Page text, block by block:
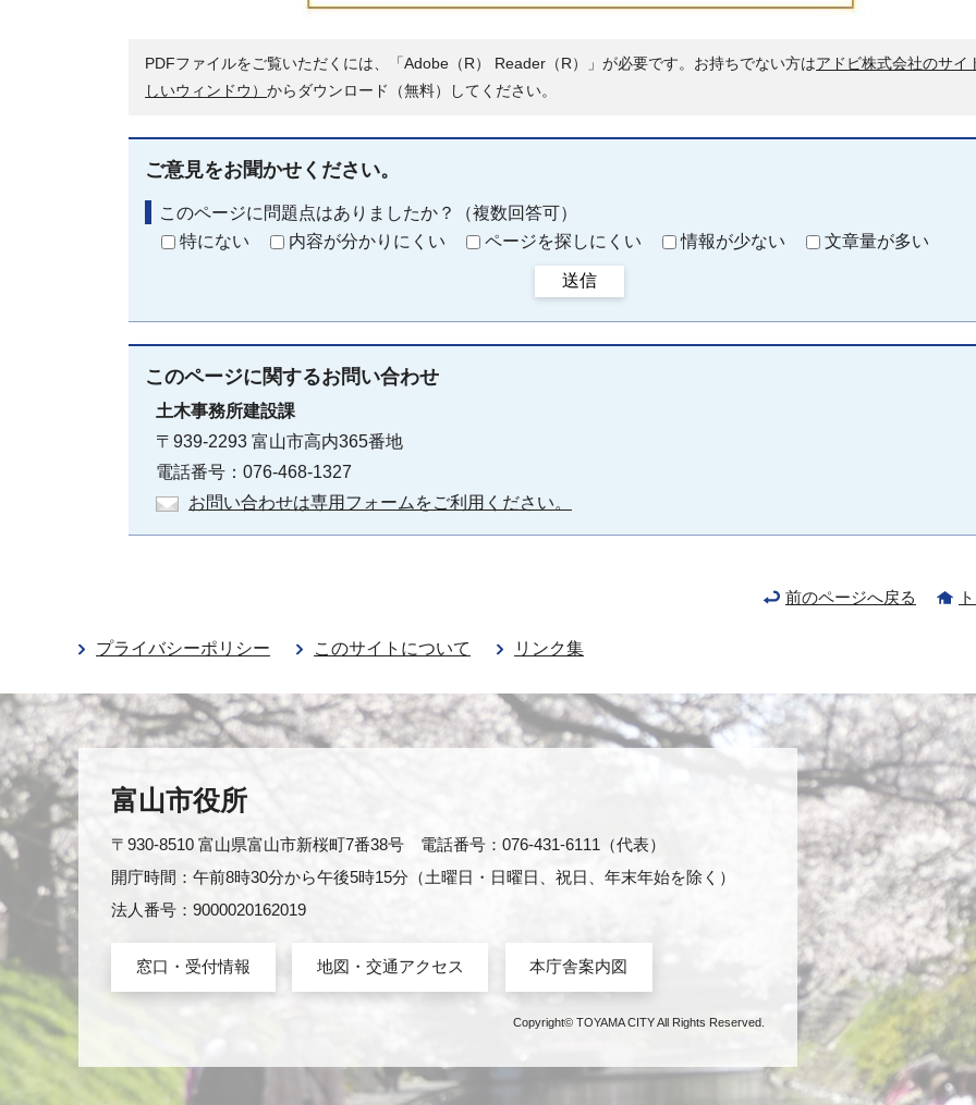
PDFファイルをご覧いただくには、「Adobe（R） Reader（R）」が必要です。お持ちでない方はアドビ株式会社のサイ
しいウィンドウ） からダウンロード（無料）してください。
ご意見をお聞かせください。
このページに問題点はありましたか？（複数回答可）
特にない
内容が分かりにくい ページを探しにくい 情報が少ない 文章量が多い
送信
このページに関するお問い合わせ
土木事務所建設課
〒939-2293 富山市高内365番地
電話番号：076-468-1327
お問い合わせは専用フォームをご利用ください。
前のページへ戻る
プライバシーポリシー このサイトについて リンク集
富山市役所
〒930-8510 富山県富山市新桜町7番38号 電話番号：076-431-6111（代表）
開庁時間：午前8時30分から午後5時15分（土曜日・日曜日、祝日、年末年始を除く）
法人番号：9000020162019
窓口・受付情報 地図・交通アクセス 本庁舎案内図
Copyright© TOYAMA CITY All Rights Reserved.